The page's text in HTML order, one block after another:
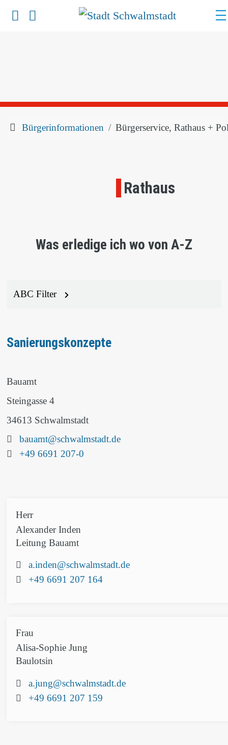
Werkzeuge zur Barrierefreiheit öffnen
Suche
Bürgerinformationen Bürgerservice, Rathaus +
Rathaus
Was erledige ich wo von A-Z
ABC Filter
Sanierungskonzepte
Bauamt
Steingasse 4
34613 Schwalmstadt
Email:
bauamt@schwalmstadt.de
Telefon:
+49 6691 207-0
Herr
Alexander Inden
Leitung Bauamt
Email:
a.inden@schwalmstadt.de
Telefon:
+49 6691 207 164
Frau
Alisa-Sophie Jung
Baulotsin
Email:
a.jung@schwalmstadt.de
Telefon:
+49 6691 207 159